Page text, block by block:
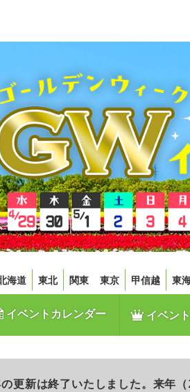
海道 東北 関東 東京 甲信越 東
イベントカレンダー イベン
更新は終了いたしました。来年